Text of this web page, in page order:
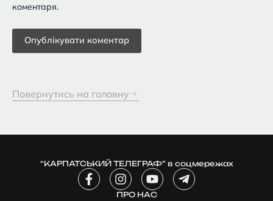
коментаря.
Повернутись на головну
“КАРПАТСЬКИЙ ТЕЛЕГРАФ” в соцмережах
F
a
I
n
s
Y
o
u
T
e
ПРО НАС